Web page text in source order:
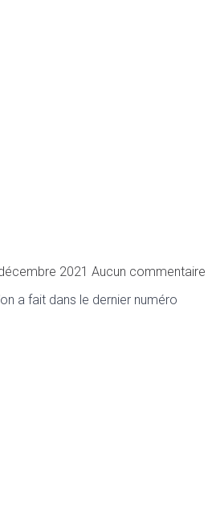
2021 Aucun commentaire
a fait dans le dernier numéro